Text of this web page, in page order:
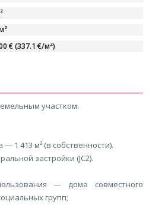
€ (337.1 €/м²)
участком.
1 413 м² (в собственности).
застройки (JC2).
— дома совместного
групп;